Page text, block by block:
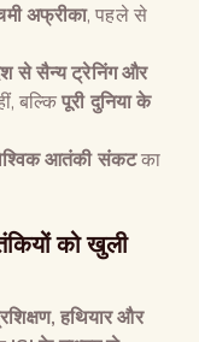
अफ्रीका, पहले से
से सैन्य ट्रेनिंग और
बल्किपूरी दुनिया के
आतंकी संकटका
को खुली
, हथियार और